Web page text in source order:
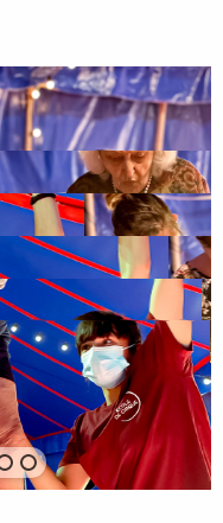
IRQUE
(Poitiers)